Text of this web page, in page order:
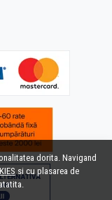
dorita. Navigand
si cu plasarea de